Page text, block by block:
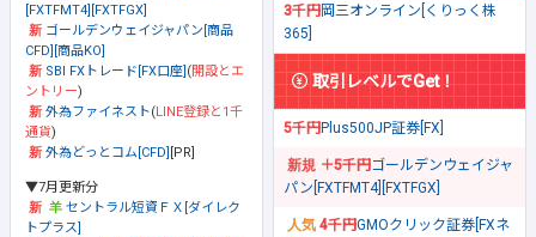
[FXTFMT4][FXTFGX]
ゴールデンウェイジャパン[商品
CFD][商品KO]
SBI FXトレード[FX口座] (開設とエ
ントリー)
外為ファイネスト(LINE登録と1千
通貨)
外為どっとコム[CFD] [PR]
▼7月更新分
セントラル短資ＦＸ[ダイレク
トプラス]
3千円岡三オンライン[くりっく株
365]
取引レベルでGet！
5千円Plus500JP証券[FX]
＋5千円ゴールデンウェイジャ
パン[FXTFMT4][FXTFGX]
4千円GMOクリック証券[FXネ